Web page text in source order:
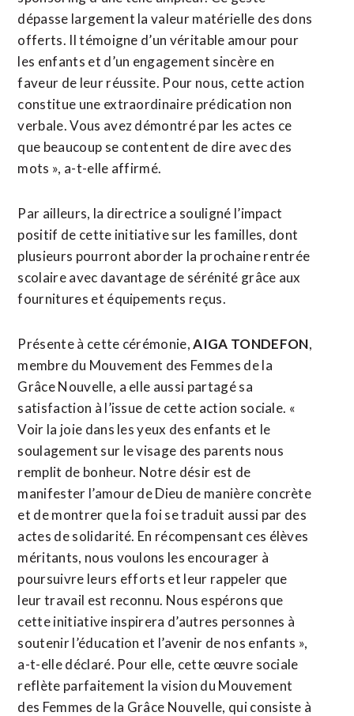
dépasse largement la valeur matérielle des dons
offerts. Il témoigne d’un véritable amour pour
les enfants et d’un engagement sincère en
faveur de leur réussite. Pour nous, cette action
constitue une extraordinaire prédication non
verbale. Vous avez démontré par les actes ce
que beaucoup se contentent de dire avec des
mots », a-t-elle affirmé.
Par ailleurs, la directrice a souligné l’impact
positif de cette initiative sur les familles, dont
plusieurs pourront aborder la prochaine rentrée
scolaire avec davantage de sérénité grâce aux
fournitures et équipements reçus.
Présente à cette cérémonie,AIGA TONDEFON,
membre du Mouvement des Femmes de la
Grâce Nouvelle, a elle aussi partagé sa
satisfaction à l’issue de cette action sociale. «
Voir la joie dans les yeux des enfants et le
soulagement sur le visage des parents nous
remplit de bonheur. Notre désir est de
manifester l’amour de Dieu de manière concrète
et de montrer que la foi se traduit aussi par des
actes de solidarité. En récompensant ces élèves
méritants, nous voulons les encourager à
poursuivre leurs efforts et leur rappeler que
leur travail est reconnu. Nous espérons que
cette initiative inspirera d’autres personnes à
soutenir l’éducation et l’avenir de nos enfants »,
a-t-elle déclaré. Pour elle, cette œuvre sociale
reflète parfaitement la vision du Mouvement
des Femmes de la Grâce Nouvelle, qui consiste à